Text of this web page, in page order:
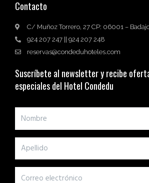
Contacto
C/ Muñoz Torrero, 27 CP: 06001 –
924 207 247 || 924 207 248
reservas@condeduhoteles.com
Suscríbete al newsletter y recibe
especiales del Hotel Condedu